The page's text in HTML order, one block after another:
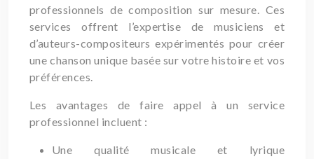
professionnels de composition sur mesure. Ces
services offrent l’expertise de musiciens et
d’auteurs-compositeurs expérimentés pour créer
une chanson unique basée sur votre histoire et vos
préférences.
Les avantages de faire appel à un service
professionnel incluent :
Une qualité musicale et lyrique